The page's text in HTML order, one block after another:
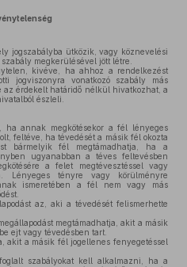
jogszabályba ütközik, vagy köznevelési
megkerülésével jött létre.
kivéve, ha ahhoz a rendelkezést
jogviszonyra vonatkozó szabály más
az érdekelt határidő nélkül hivatkozhat, a
észleli.
ha annak megkötésekor a fél lényeges
feltéve, ha tévedését a másik fél okozta
bármelyik fél megtámadhatja, ha a
ugyanabban a téves feltevésben
a felet megtévesztéssel vagy
Lényeges tényre vagy körülményre
ismeretében a fél nem vagy más
az, aki a tévedését felismerhette
megtámadhatja, akit a másik
ejt vagy tévedésben tart.
akit a másik fél jogellenes fenyegetéssel
szabályokat kell alkalmazni, ha a